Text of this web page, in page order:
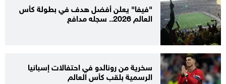
"فيفا" يعلن أفضل هدف في بطولة كأس
العالم 2026.. سجله مدافع
سخرية من رونالدو في احتفالات إسبانيا
الرسمية بلقب كأس العالم